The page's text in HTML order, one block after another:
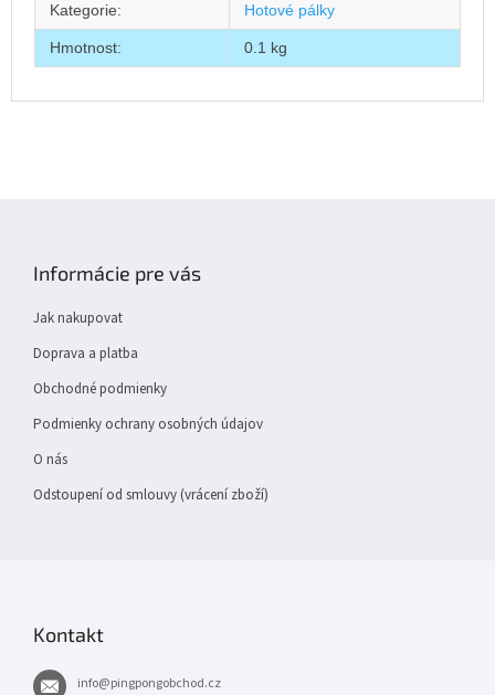
Kategorie: Hotové pálky
Hmotnost: 0.1 kg
Informácie pre vás
Jak nakupovat
Doprava a platba
Obchodné podmienky
Podmienky ochrany osobných údajov
O nás
Odstoupení od smlouvy (vrácení zboží)
Kontakt
info@pingpongobchod.cz